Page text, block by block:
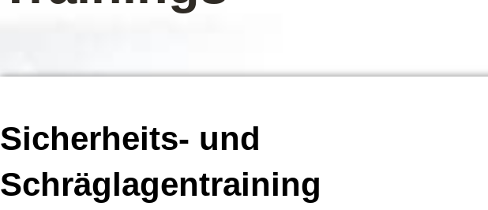
Sicherheits- und
Schräglagentraining